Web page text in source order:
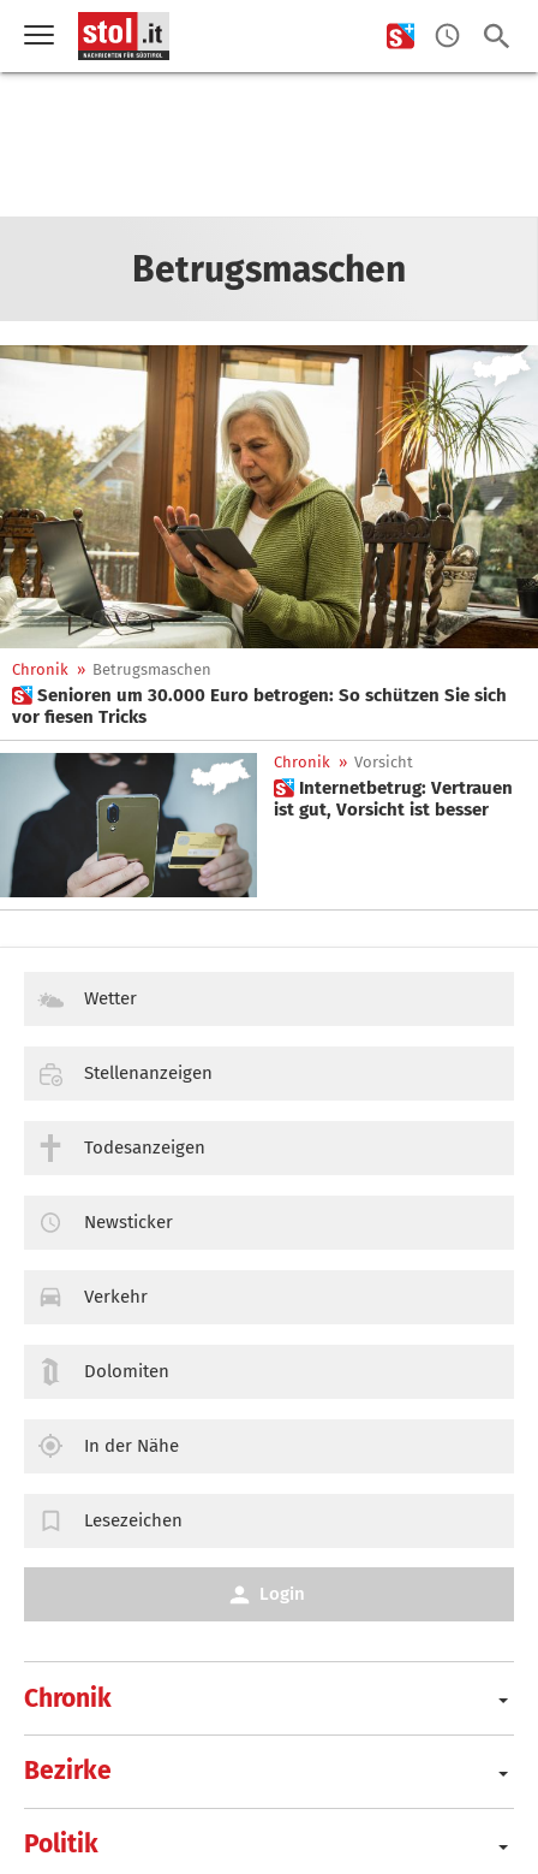
Betrugsmaschen
Chronik » Betrugsmaschen
 Senioren um 30.000 Euro betrogen: So schützen Sie sich
vor fiesen Tricks
Chronik » Vorsicht
 Internetbetrug: Vertrauen
ist gut, Vorsicht ist besser
Chronik
Bezirke
Politik
Wetter
Stellenanzeigen
Todesanzeigen
Newsticker
Verkehr
Dolomiten
In der Nähe
Lesezeichen
Login